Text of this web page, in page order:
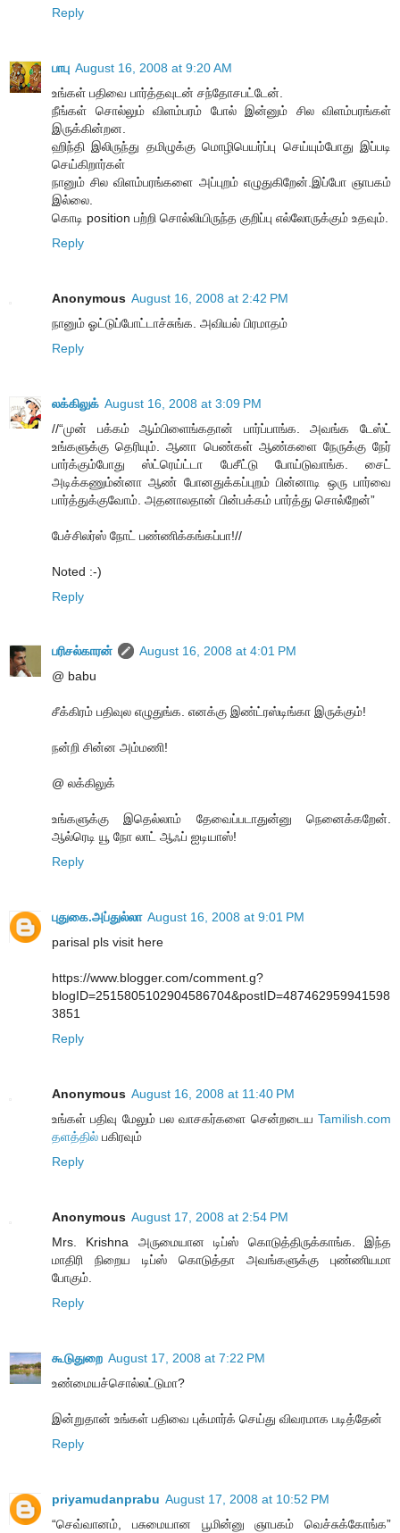
Reply
பாபு August 16, 2008 at 9:20 AM
உங்கள் பதிவை பார்த்தவுடன் சந்தோசபட்டேன்.
நீங்கள் சொல்லும் விளம்பரம் போல் இன்னும் சில விளம்பரங்கள்
இருக்கின்றன.
ஹிந்தி இலிருந்து தமிழுக்கு மொழிபெயர்ப்பு செய்யும்போது இப்படி
செய்கிறார்கள்
நானும் சில விளம்பரங்களை அப்புறம் எழுதுகிறேன்.இப்போ ஞாபகம்
இல்லை.
கொடி position பற்றி சொல்லியிருந்த குறிப்பு எல்லோருக்கும் உதவும்.
Reply
Anonymous August 16, 2008 at 2:42 PM
நானும் ஓட்டுப்போட்டாச்சுங்க. அவியல் பிரமாதம்
Reply
லக்கிலுக் August 16, 2008 at 3:09 PM
//“முன் பக்கம் ஆம்பிளைங்கதான் பார்ப்பாங்க. அவங்க டேஸ்ட்
உங்களுக்கு தெரியும். ஆனா பெண்கள் ஆண்களை நேருக்கு நேர்
பார்க்கும்போது ஸ்ட்ரெய்ட்டா பேசீட்டு போய்டுவாங்க. சைட்
அடிக்கணும்ன்னா ஆண் போனதுக்கப்புறம் பின்னாடி ஒரு பார்வை
பார்த்துக்குவோம். அதனாலதான் பின்பக்கம் பார்த்து சொல்றேன்”
பேச்சிலர்ஸ் நோட் பண்ணிக்கங்கப்பா!//
Noted :-)
Reply
பரிசல்காரன்
August 16, 2008 at 4:01 PM
@ babu
சீக்கிரம் பதிவுல எழுதுங்க. எனக்கு இண்ட்ரஸ்டிங்கா இருக்கும்!
நன்றி சின்ன அம்மணி!
@ லக்கிலுக்
உங்களுக்கு இதெல்லாம் தேவைப்படாதுன்னு நெனைக்கறேன்.
ஆல்ரெடி யூ நோ லாட் ஆஃப் ஐடியாஸ்!
Reply
புதுகை.அப்துல்லா August 16, 2008 at 9:01 PM
parisal pls visit here
https://www.blogger.com/comment.g?
blogID=2515805102904586704&postID=487462959941598
3851
Reply
Anonymous August 16, 2008 at 11:40 PM
உங்கள் பதிவு மேலும் பல வாசகர்களை சென்றடைய Tamilish.com
தளத்தில் பகிரவும்
Reply
Anonymous August 17, 2008 at 2:54 PM
Mrs. Krishna அருமையான டிப்ஸ் கொடுத்திருக்காங்க. இந்த
மாதிரி நிறைய டிப்ஸ் கொடுத்தா அவங்களுக்கு புண்ணியமா
போகும்.
Reply
கூடுதுறை August 17, 2008 at 7:22 PM
உண்மையச்சொல்லட்டுமா?
இன்றுதான் உங்கள் பதிவை புக்மார்க் செய்து விவரமாக படித்தேன்
Reply
priyamudanprabu August 17, 2008 at 10:52 PM
“செவ்வானம், பசுமையான பூமின்னு ஞாபகம் வெச்சுக்கோங்க”